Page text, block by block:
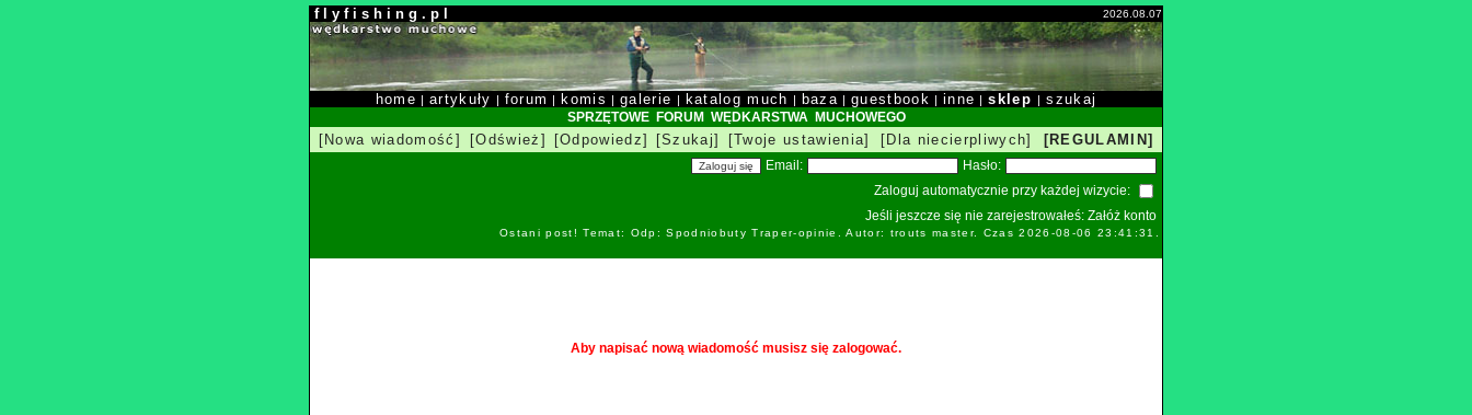
f l y f i s h i n g . p l 2026.08.07
home |artykuły | forum | komis |galerie | katalog much | baza | guestbook | inne |sklep |szukaj
SPRZĘTOWE FORUM WĘDKARSTWA MUCHOWEGO
[Nowa wiadomość] [Odśwież] [Odpowiedz] [Szukaj] [Twoje ustawienia] [Dla niecierpliwych] [REGULAMIN]
Email:
Hasło:
Zaloguj automatycznie przy każdej wizycie:
Jeśli jeszcze się nie zarejestrowałeś: Załóż konto
Ostani post! Temat: Odp: Spodniobuty Traper-opinie. Autor: trouts master. Czas 2026-08-06 23:41:31.
Aby napisać nową wiadomość musisz się zalogować.